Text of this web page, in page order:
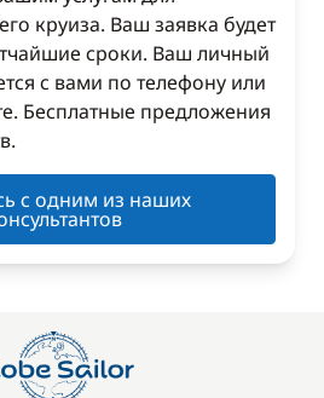
круиза. Ваш заявка будет
сроки. Ваш личный
с вами по телефону или
Бесплатные предложения
с одним из наших